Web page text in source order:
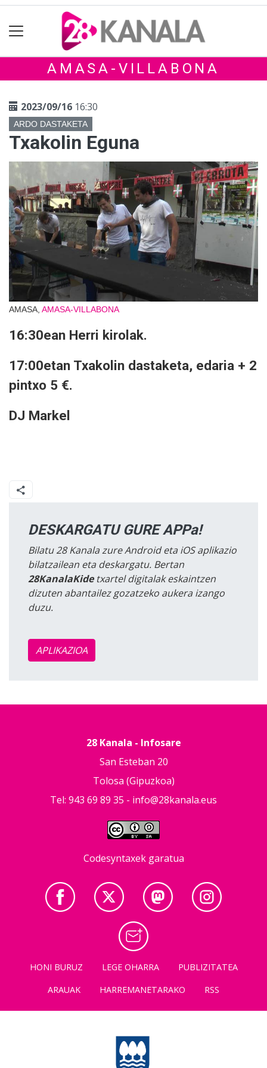
AMASA-VILLABONA
2023/09/16 16:30
ARDO DASTAKETA
Txakolin Eguna
AMASA, AMASA-VILLABONA
16:30ean Herri kirolak.
17:00etan Txakolin dastaketa, edaria + 2
pintxo 5 €.
DJ Markel
DESKARGATU GURE APPa!
Bilatu 28 Kanala zure Android eta iOS aplikazio
bilatzailean eta deskargatu. Bertan
28KanalaKidetxartel digitalak eskaintzen
dizuten abantailez gozatzeko aukera izango
duzu.
APLIKAZIOA
28 Kanala - Infosare
San Esteban 20
Tolosa (Gipuzkoa)
Tel: 943 69 89 35 - info@28kanala.eus
Codesyntaxek garatua
HONI BURUZ LEGE OHARRA
PUBLIZITATEA
ARAUAK
HARREMANETARAKO RSS